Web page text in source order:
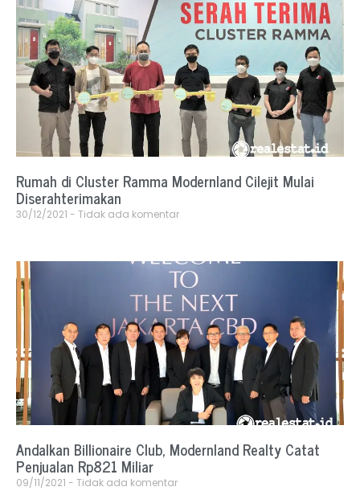
Rumah di Cluster Ramma Modernland Cilejit Mulai
Diserahterimakan
30/12/2021 Tidak ada komentar
Andalkan Billionaire Club, Modernland Realty Catat
Penjualan Rp821 Miliar
09/11/2021 Tidak ada komentar